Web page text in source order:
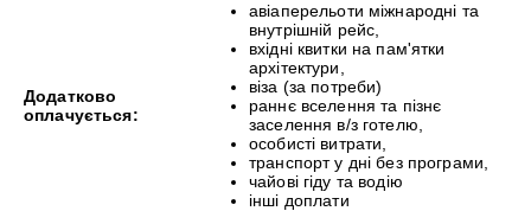
Додатково
оплачується:
авіаперельоти міжнародні та
внутрішній рейс,
вхідні квитки на пам'ятки
архітектури,
віза (за потреби)
раннє вселення та пізнє
заселення в/з готелю,
особисті витрати,
транспорт у дні без програми,
чайові гіду та водію
інші доплати